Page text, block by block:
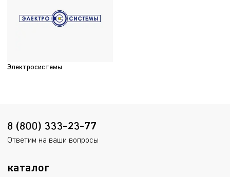
Электросистемы
8 (800) 333-23-77
Ответим на ваши вопросы
каталог